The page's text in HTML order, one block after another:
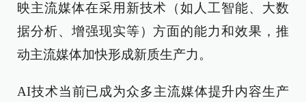
映主流媒体在采用新技术（如人工智能、大数
据分析、增强现实等）方面的能力和效果，推
动主流媒体加快形成新质生产力。
AI技术当前已成为众多主流媒体提升内容生产